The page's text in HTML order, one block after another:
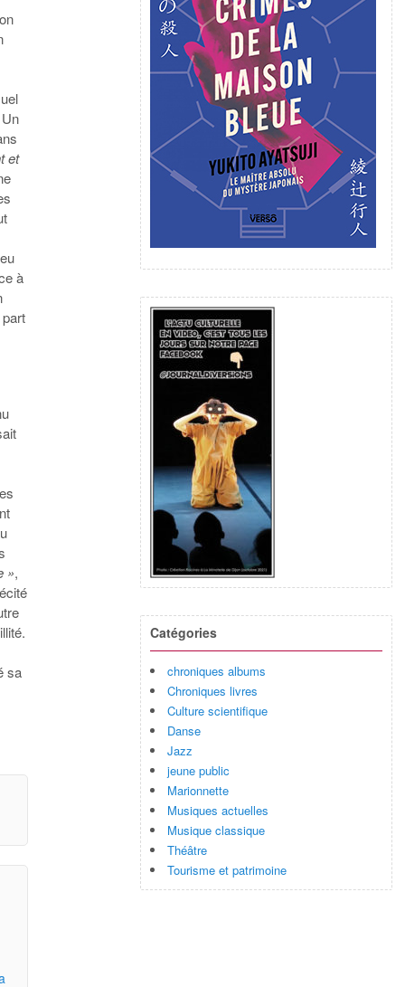
et
à
»,
sa
Catégories
chroniques albums
Chroniques livres
Culture scientifique
Danse
Jazz
jeune public
Marionnette
Musiques actuelles
Musique classique
Théâtre
Tourisme et patrimoine